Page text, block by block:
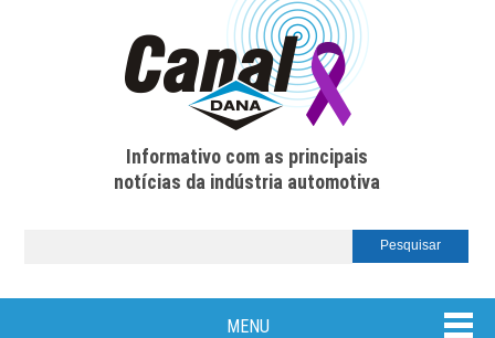
Informativo com as principais
notícias da indústria automotiva
MENU